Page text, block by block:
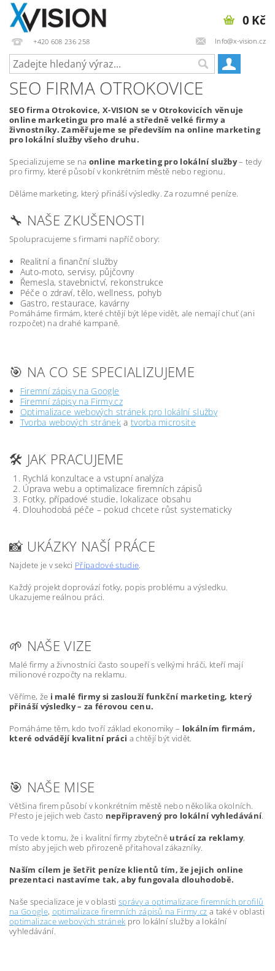
+420 608 236 258 Info@x-vision.cz
0 Kč
SEO FIRMA OTROKOVICE
SEO firma Otrokovice, X-VISION se v Otrokovicích věnuje
online marketingu pro malé a středně velké firmy a
živnostníky. Zaměřujeme se především na online marketing
pro lokální služby všeho druhu.
Specializujeme se na online marketing pro lokální služby– tedy
pro firmy, které působí v konkrétním městě nebo regionu.
Děláme marketing, který přináší výsledky. Za rozumné peníze.
🔧 NAŠE ZKUŠENOSTI
Spolupracujeme s firmami napříč obory:
Realitní a finanční služby
Auto-moto, servisy, půjčovny
Řemesla, stavebnictví, rekonstrukce
Péče o zdraví, tělo, wellness, pohyb
Gastro, restaurace, kavárny
Pomáháme firmám, které chtějí být lépe vidět, ale nemají chuť (ani
rozpočet) na drahé kampaně.
🎯 NA CO SE SPECIALIZUJEME
Firemní zápisy na Google
Firemní zápisy na Firmy.cz
Optimalizace webových stránek pro lokální služby
Tvorba webových stráneka tvorba microsite
🛠️ JAK PRACUJEME
Rychlá konzultace a vstupní analýza
Úprava webu a optimalizace firemních zápisů
Fotky, případové studie, lokalizace obsahu
Dlouhodobá péče – pokud chcete růst systematicky
📸 UKÁZKY NAŠÍ PRÁCE
Najdete je v sekci Případové studie.
Každý projekt doprovází fotky, popis problému a výsledku.
Ukazujeme reálnou práci.
🌱 NAŠE VIZE
Malé firmy a živnostníci často soupeří s velkými hráči, kteří mají
milionové rozpočty na reklamu.
Věříme, že i malé firmy si zaslouží funkční marketing, který
přináší výsledky – za férovou cenu.
Pomáháme těm, kdo tvoří základ ekonomiky – lokálním firmám,
které odvádějí kvalitní práci a chtějí být vidět.
🎯 NAŠE MISE
Většina firem působí v konkrétním městě nebo několika okolních.
Přesto je jejich web často nepřipravený pro lokální vyhledávání.
To vede k tomu, že i kvalitní firmy zbytečně utrácí za reklamy,
místo aby jejich web přirozeně přitahoval zákazníky.
Naším cílem je šetřit peníze klientů tím, že jejich online
prezentaci nastavíme tak, aby fungovala dlouhodobě.
Naše specializace je v oblasti správy a optimalizace firemních profilů
na Google, optimalizace firemních zápisů na Firmy.cz a také v oblasti
optimalizace webových stránek pro lokální služby a lokální
vyhledávání.